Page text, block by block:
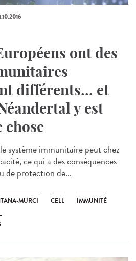
ont des
différents... et
y est
chose
système immunitaire peut chez
ce qui a des conséquences
de protection de...
MURCI CELL IMMUNITÉ